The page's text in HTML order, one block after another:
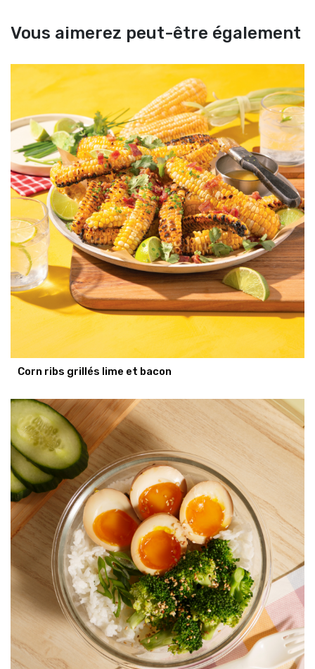
Vous aimerez peut-être également
Corn ribs grillés lime et bacon